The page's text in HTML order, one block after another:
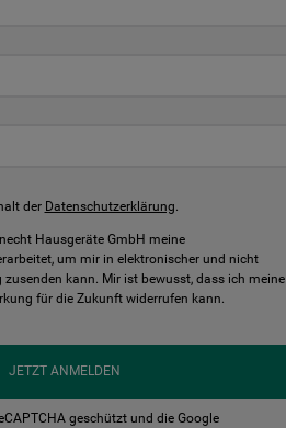
Kontakt
der Datenschutzerklärung.
Hausgeräte GmbH meine
um mir in elektronischer und nicht
kann. Mir ist bewusst, dass ich meine
für die Zukunft widerrufen kann.
JETZT ANMELDEN
geschützt und die Google